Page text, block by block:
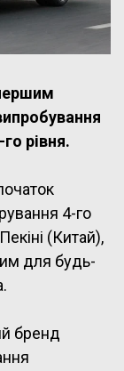
рівня.
4-го
(Китай),
для будь-
бренд